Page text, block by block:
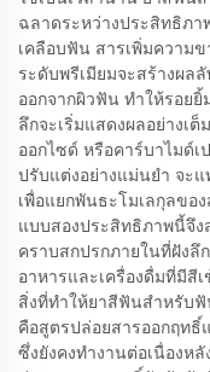
ฉลาดระหว่างประสิทธิภา
เคลือบฟัน สารเพิ่มความข
ระดับพรีเมียมจะสร้างผล
ออกจากผิวฟัน ทำให้รอย
ลึกจะเริ่มแสดงผลอย่างเ
ออกไซด์ หรือคาร์บาไมด์
ปรับแต่งอย่างแม่นยำ จะ
เพื่อแยกพันธะโมเลกุลขอ
แบบสองประสิทธิภาพนี้จึ
คราบสกปรกภายในที่ฝังลึ
อาหารและเครื่องดื่มที่มีสี
สิ่งที่ทำให้ยาสีฟันสำหรับ
คือสูตรปล่อยสารออกฤทธิ์แ
ซึ่งยังคงทำงานต่อเนื่องห